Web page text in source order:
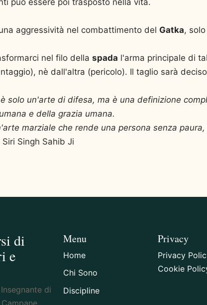
può essere poi trasposto nella vita.
aggressività nel combattimento del Gatka,
nel filo della spada l'arma principale di
nè dall'altra (pericolo). Il taglio sarà
solo un'arte di difesa, ma è una definizione
e della grazia umana.
marziale che rende una persona senza
Siri Singh Sahib Ji
di
e
di
Menu
Home
Chi Sono
Discipline
Privacy
Privacy
Cookie